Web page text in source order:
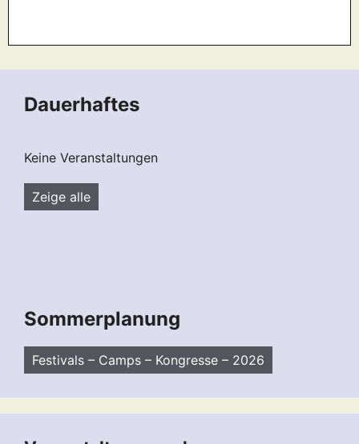
Dauerhaftes
Keine Veranstaltungen
Zeige alle
Sommerplanung
Festivals – Camps – Kongresse – 2026